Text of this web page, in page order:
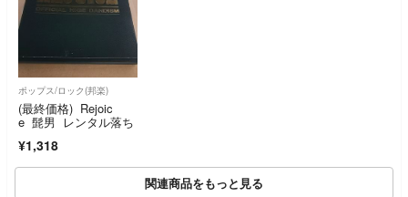
ポップス/ロック(邦楽)
(最終価格) Rejoic
e 髭男 レンタル落ち
¥1,318
関連商品をもっと見る